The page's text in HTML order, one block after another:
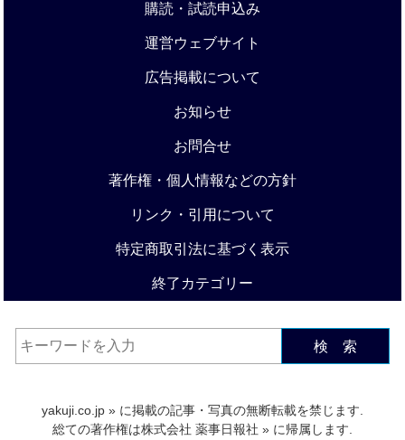
購読・試読申込み
運営ウェブサイト
広告掲載について
お知らせ
お問合せ
著作権・個人情報などの方針
リンク・引用について
特定商取引法に基づく表示
終了カテゴリー
検 索
yakuji.co.jp » に掲載の記事・写真の無断転載を禁じます.
総ての著作権は株式会社 薬事日報社 » に帰属します.